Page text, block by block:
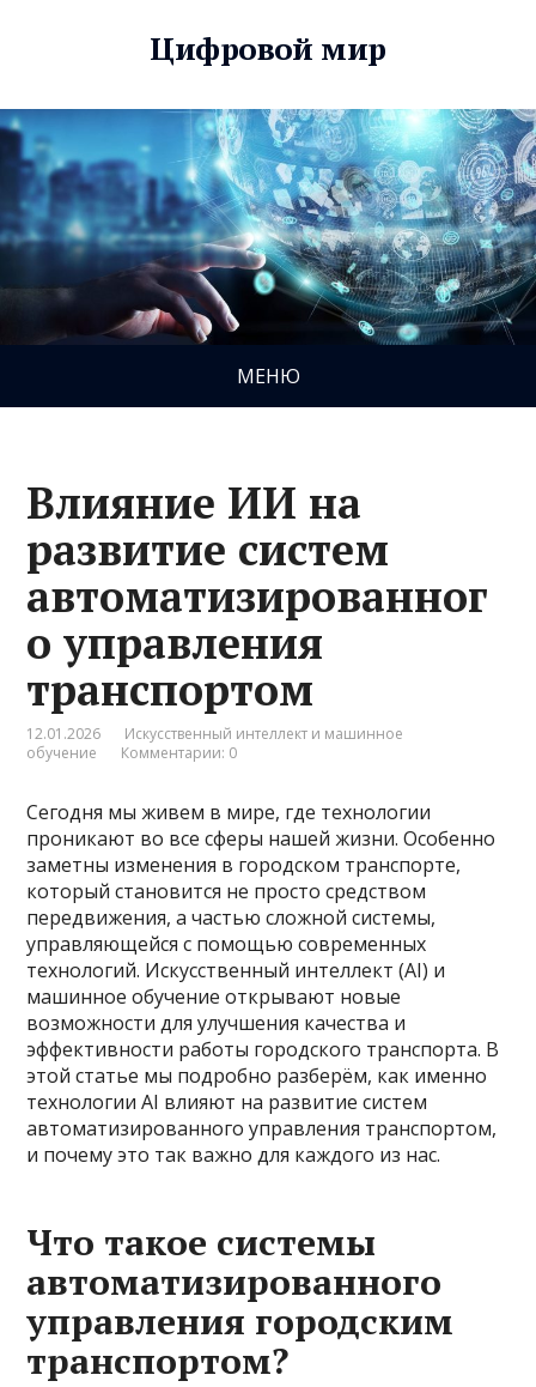
Цифровой мир
МЕНЮ
Влияние ИИ на
развитие систем
автоматизированног
о управления
транспортом
12.01.2026
Искусственный интеллект и машинное
обучение
Комментарии: 0
Сегодня мы живем в мире, где технологии
проникают во все сферы нашей жизни. Особенно
заметны изменения в городском транспорте,
который становится не просто средством
передвижения, а частью сложной системы,
управляющейся с помощью современных
технологий. Искусственный интеллект (AI) и
машинное обучение открывают новые
возможности для улучшения качества и
эффективности работы городского транспорта. В
этой статье мы подробно разберём, как именно
технологии AI влияют на развитие систем
автоматизированного управления транспортом,
и почему это так важно для каждого из нас.
Что такое системы
автоматизированного
управления городским
транспортом?